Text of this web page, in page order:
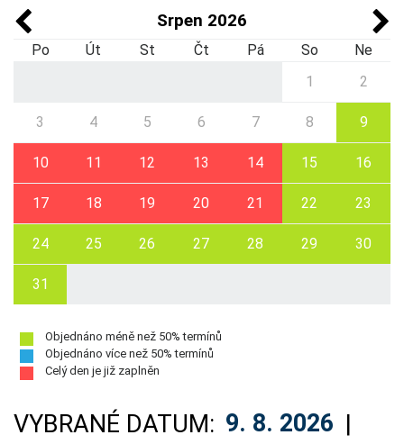
Srpen 2026
Po Út St Čt Pá So
Ne
1
2
3 4 5 6 7 8 9
10 11 12 13 14 15 16
17 18 19 20 21 22 23
24 25 26 27 28 29 30
31
Objednáno méně než 50% termínů
Objednáno více než 50% termínů
Celý den je již zaplněn
VYBRANÉ DATUM: 9. 8. 2026 |